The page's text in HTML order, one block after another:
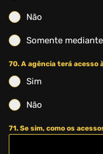
Não
Somente
70. A agência terá acesso
Sim
Não
71. Se sim, como os